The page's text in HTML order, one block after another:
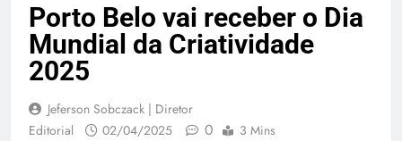
Porto Belo vai receber o Dia
Mundial da Criatividade
2025
Jeferson Sobczack | Diretor
Editorial
02/04/2025 0 3 Mins